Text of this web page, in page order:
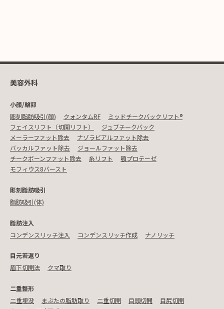
美容外科
小顔/輪郭
彫刻脂肪吸引(顔)
クォンタムRF
ミッドチークバックリフト®︎
フェイスリフト（切開リフト）
ジュブチークバック
メーラーファット除去
ナゾラビアルファット除去
バッカルファット除去
ジョールファット除去
チークボーンファット除去
糸リフト
顎プロテーゼ
モフィウス8バースト
彫刻脂肪吸引
脂肪吸引(体)
脂肪注入
コンデンスリッチ注入
コンデンスリッチ作成 ナノリッチ
目元若返り
眉下切開法
クマ取り
二重整形
二重埋没
まぶたの脂肪取り 二重切開 目頭切開
目尻切開